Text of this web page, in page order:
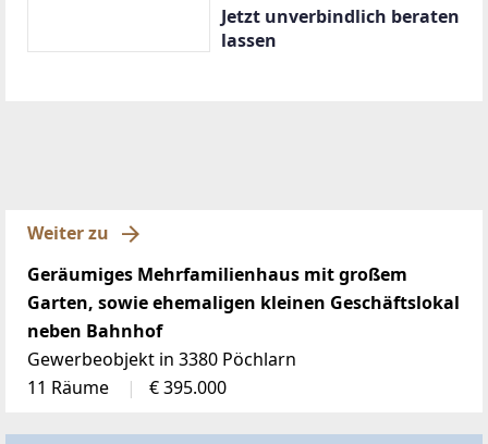
Jetzt unverbindlich beraten
lassen
Weiter zu
Geräumiges Mehrfamilienhaus mit großem
Garten, sowie ehemaligen kleinen Geschäftslokal
neben Bahnhof
Gewerbeobjekt in 3380 Pöchlarn
11 Räume
€ 395.000